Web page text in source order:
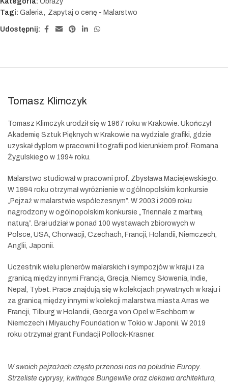
Tagi: Galeria, Zapytaj o cenę - Malarstwo
Udostępnij:
Tomasz Klimczyk
Tomasz Klimczyk urodził się w 1967 roku w Krakowie. Ukończył
Akademię Sztuk Pięknych w Krakowie na wydziale grafiki, gdzie
uzyskał dyplom w pracowni litografii pod kierunkiem prof. Romana
Żygulskiego w 1994 roku.
Malarstwo studiował w pracowni prof. Zbysława Maciejewskiego.
W 1994 roku otrzymał wyróżnienie w ogólnopolskim konkursie
„Pejzaż w malarstwie współczesnym”. W 2003 i 2009 roku
nagrodzony w ogólnopolskim konkursie „Triennale z martwą
naturą”. Brał udział w ponad 100 wystawach zbiorowych w
Polsce, USA, Chorwacji, Czechach, Francji, Holandii, Niemczech,
Anglii, Japonii.
Uczestnik wielu plenerów malarskich i sympozjów w kraju i za
granicą między innymi Francja, Grecja, Niemcy, Słowenia, Indie,
Nepal, Tybet. Prace znajdują się w kolekcjach prywatnych w kraju i
za granicą między innymi w kolekcji malarstwa miasta Arras we
Francji, Tilburg w Holandii, Georga von Opel w Eschborn w
Niemczech i Miyauchy Foundation w Tokio w Japonii. W 2019
roku otrzymał grant Fundacji Pollock-Krasner.
W swoich pejzażach często przenosi nas na południe Europy.
Strzeliste cyprysy, kwitnące Bungewille oraz ciekawa architektura,